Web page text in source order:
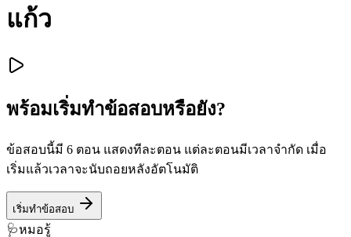
แก้ว
พร้อมเริ่มทำข้อสอบหรือยัง?
ข้อสอบนี้มี 6 ตอน แสดงทีละตอน แต่ละตอนมีเวลาจำกัด เมื่อ
เริ่มแล้วเวลาจะนับถอยหลังอัตโนมัติ
เริ่มทำข้อสอบ
🩺หมอรู้